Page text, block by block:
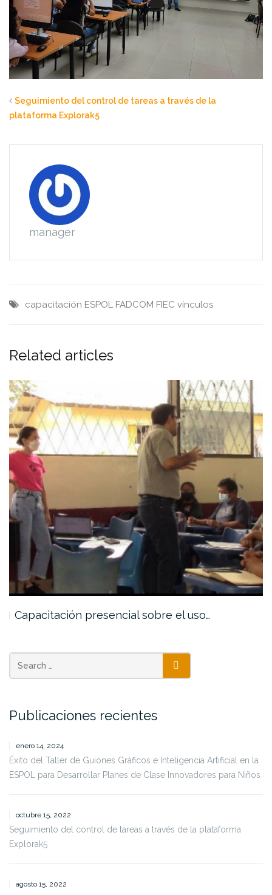
Seguimiento del control de tareas a través de la
plataforma Explorak5
manager
capacitación ESPOL FADCOM FIEC vínculos
Related articles
Capacitación presencial sobre el uso…
SEARCH
Publicaciones recientes
enero 14, 2024
Éxito del Taller de Guiones Gráficos e Inteligencia Artificial en la
ESPOL para Desarrollar Planes de Clase Innovadores para Niños
octubre 15, 2022
Seguimiento del control de tareas a través de la plataforma
Explorak5
agosto 15, 2022